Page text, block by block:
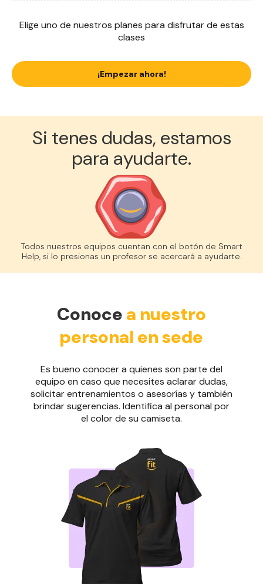
Elige uno de nuestros planes para disfrutar de estas
clases
¡Empezar ahora!
Si tenes dudas, estamos
para ayudarte.
Todos nuestros equipos cuentan con el botón de Smart
Help, si lo presionas un profesor se acercará a ayudarte.
Conoce a nuestro
personal en sede
Es bueno conocer a quienes son parte del
equipo en caso que necesites aclarar dudas,
solicitar entrenamientos o asesorías y también
brindar sugerencias. Identifica al personal por
el color de su camiseta.